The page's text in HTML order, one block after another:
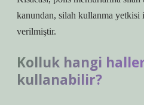
kanundan, silah kullanma yetkisi
verilmiştir.
Kolluk hangi
kullanabilir?